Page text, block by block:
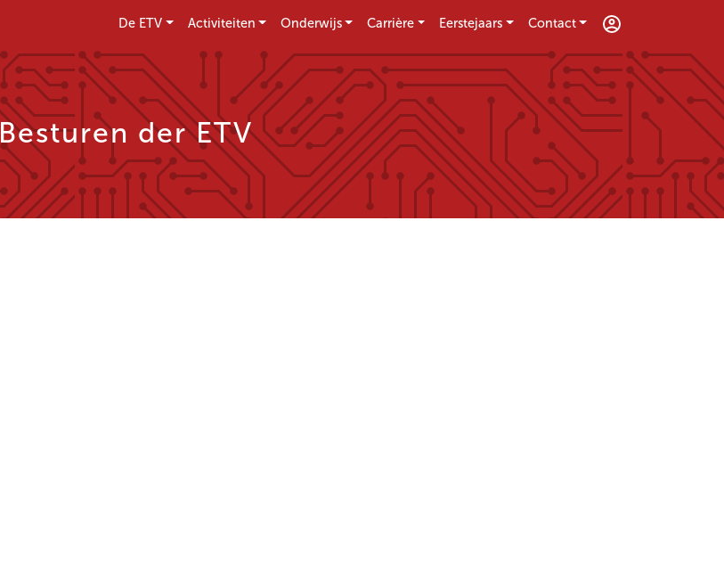
De ETV Activiteiten Onderwijs Carrière Eerstejaars Contact
Besturen der ETV